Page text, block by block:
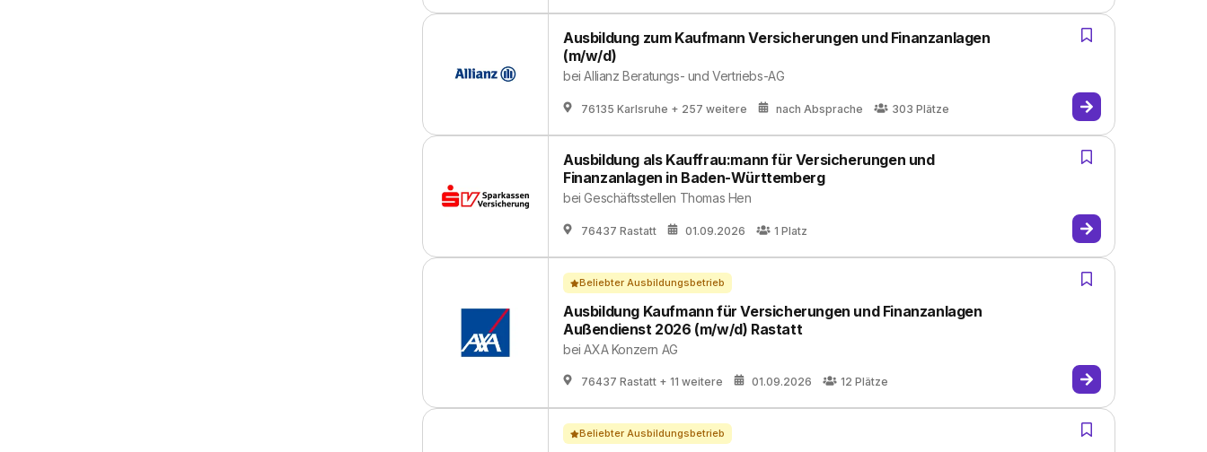
Ausbildung zum Kaufmann Versicherungen und Finanzanlagen
(m/w/d)
beiAllianz Beratungs- und Vertriebs-AG
76135 Karlsruhe + 257 weitere nach Absprache 303 Plätze
Ausbildung als Kauffrau:mann für Versicherungen und
Finanzanlagen in Baden-Württemberg
beiGeschäftsstellen Thomas Hen
76437 Rastatt 01.09.2026 1 Platz
Ausbildung Kaufmann für Versicherungen und Finanzanlagen
Außendienst 2026 (m/w/d) Rastatt
beiAXA Konzern AG
76437 Rastatt + 11 weitere 01.09.2026 12 Plätze
Beliebter Ausbildungsbetrieb
Beliebter Ausbildungsbetrieb